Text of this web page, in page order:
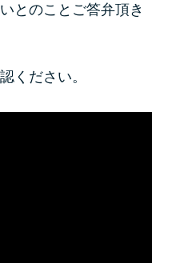
とのことご答弁頂き
ください。